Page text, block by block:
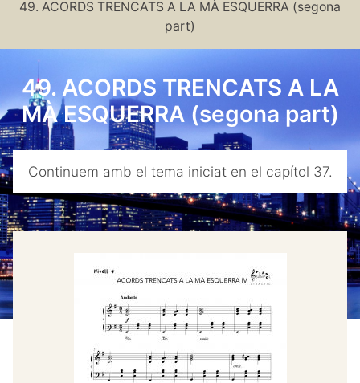
Presentació
Partitures
child
Bloc
Contacte
Compte
49. ACORDS TRENCATS A LA MÀ ESQUERRA (segona
part)
49. ACORDS TRENCATS A LA
MÀ ESQUERRA (segona part)
Continuem amb el tema iniciat en el capítol 37.